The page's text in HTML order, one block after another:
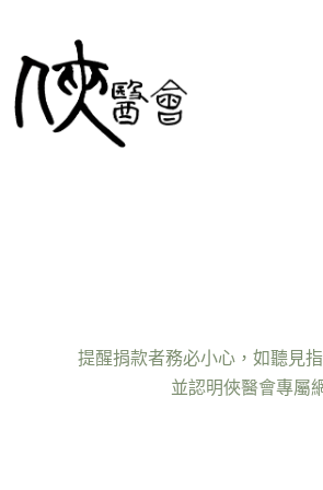
提醒捐款者務必小心，如聽見
並認明俠醫會專屬